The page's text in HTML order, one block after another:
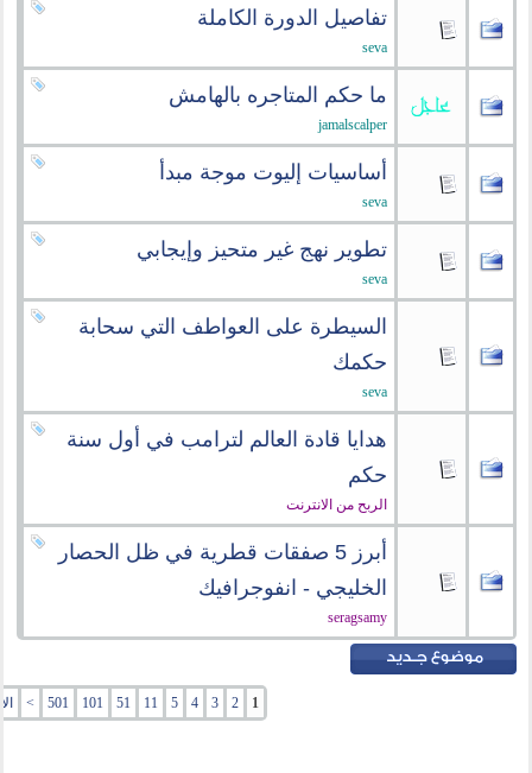
تفاصيل الدورة الكاملة
seva
ما حكم المتاجره بالهامش
jamalscalper
أساسيات إليوت موجة مبدأ
seva
تطوير نهج غير متحيز وإيجابي
seva
السيطرة على العواطف التي سحابة
حكمك
seva
هدايا قادة العالم لترامب في أول سنة
حكم
الربح من الانترنت
أبرز 5 صفقات قطرية في ظل الحصار
الخليجي - انفوجرافيك
seragsamy
1
2
3
4
5
11
51
101
501
>